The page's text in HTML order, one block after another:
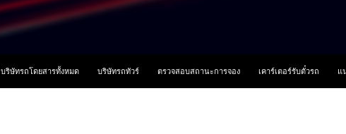
บริษัทรถโดยสารทั้งหมด บริษัทรถทัวร์ ตรวจสอบสถานะการจอง เคาร์เตอร์รับตั๋วรถ แ